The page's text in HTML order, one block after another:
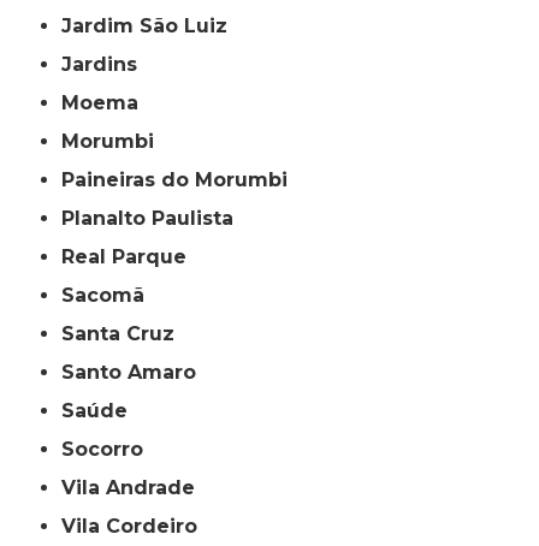
Jardim São Luiz
Jardins
Moema
Morumbi
Paineiras do Morumbi
Planalto Paulista
Real Parque
Sacomã
Santa Cruz
Santo Amaro
Saúde
Socorro
Vila Andrade
Vila Cordeiro